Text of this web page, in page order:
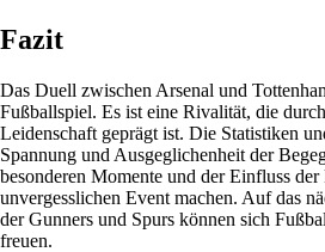
Fazit
Das Duell zwischen Arsenal und
Fußballspiel. Es ist eine Rivalität, die
Leidenschaft geprägt ist. Die Statistiken
Spannung und Ausgeglichenheit der
besonderen Momente und der Einfluss
unvergesslichen Event machen. Auf das
der Gunners und Spurs können sich
freuen.